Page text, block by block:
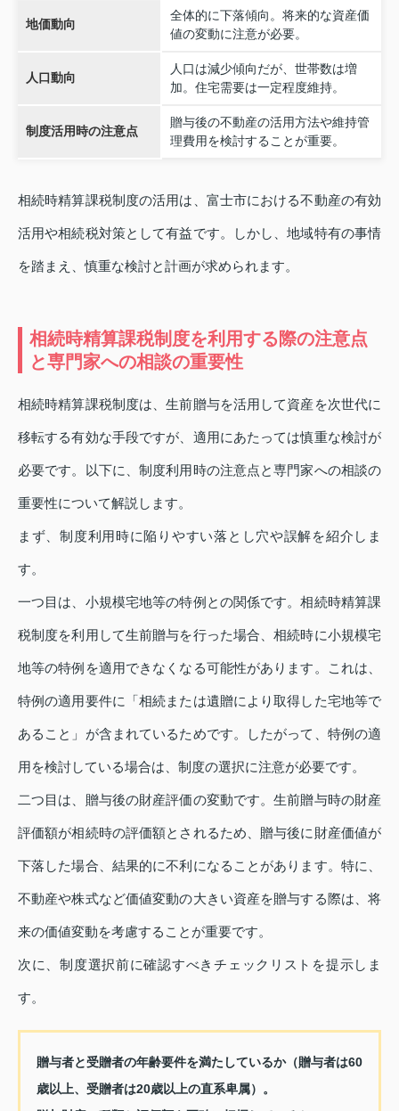
地価動向
全体的に下落傾向。将来的な資産価
値の変動に注意が必要。
人口動向
人口は減少傾向だが、世帯数は増
加。住宅需要は一定程度維持。
制度活用時の注意点
贈与後の不動産の活用方法や維持管
理費用を検討することが重要。
相続時精算課税制度の活用は、富士市における不動産の有効
活用や相続税対策として有益です。しかし、地域特有の事情
を踏まえ、慎重な検討と計画が求められます。
相続時精算課税制度を利用する際の注意点
と専門家への相談の重要性
相続時精算課税制度は、生前贈与を活用して資産を次世代に
移転する有効な手段ですが、適用にあたっては慎重な検討が
必要です。以下に、制度利用時の注意点と専門家への相談の
重要性について解説します。
まず、制度利用時に陥りやすい落とし穴や誤解を紹介しま
す。
一つ目は、小規模宅地等の特例との関係です。相続時精算課
税制度を利用して生前贈与を行った場合、相続時に小規模宅
地等の特例を適用できなくなる可能性があります。これは、
特例の適用要件に「相続または遺贈により取得した宅地等で
あること」が含まれているためです。したがって、特例の適
用を検討している場合は、制度の選択に注意が必要です。
二つ目は、贈与後の財産評価の変動です。生前贈与時の財産
評価額が相続時の評価額とされるため、贈与後に財産価値が
下落した場合、結果的に不利になることがあります。特に、
不動産や株式など価値変動の大きい資産を贈与する際は、将
来の価値変動を考慮することが重要です。
次に、制度選択前に確認すべきチェックリストを提示しま
す。
贈与者と受贈者の年齢要件を満たしているか（贈与者は60
歳以上、受贈者は20歳以上の直系卑属）。